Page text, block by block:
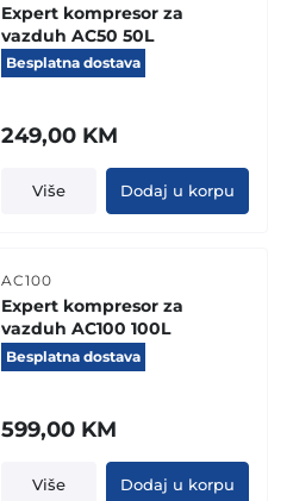
Expert kompresor za
vazduh AC50 50L
Besplatna dostava
249,00 KM
Više Dodaj u korpu
AC100
Expert kompresor za
vazduh AC100 100L
Besplatna dostava
599,00 KM
Više Dodaj u korpu